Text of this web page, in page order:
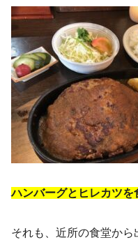
ハンバーグとヒレカツを
それも、近所の食堂から